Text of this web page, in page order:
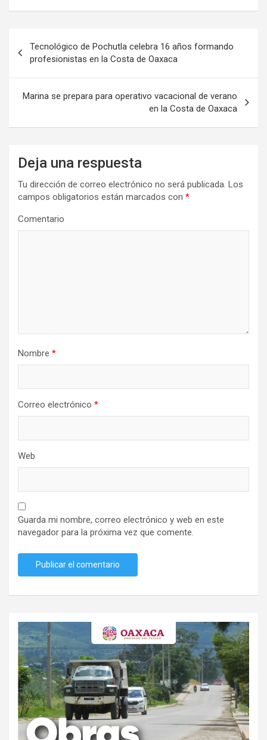
de
entradas
Tecnológico de Pochutla celebra 16 años formando
profesionistas en la Costa de Oaxaca
Marina se prepara para operativo vacacional de verano
en la Costa de Oaxaca
Deja una respuesta
Tu dirección de correo electrónico no será publicada. Los
campos obligatorios están marcados con *
Comentario
Nombre *
Correo electrónico *
Web
Guarda mi nombre, correo electrónico y web en este
navegador para la próxima vez que comente.